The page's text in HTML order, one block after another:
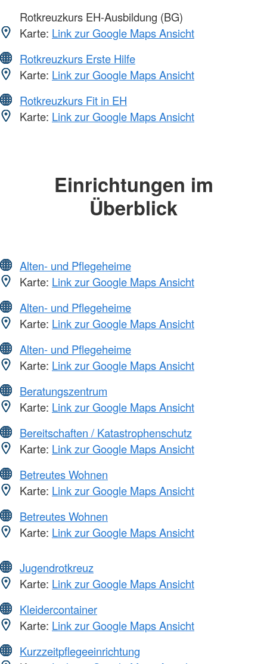
Rotkreuzkurs EH-Ausbildung (BG)
Karte: Link zur Google Maps Ansicht
Rotkreuzkurs Erste Hilfe
Karte: Link zur Google Maps Ansicht
Rotkreuzkurs Fit in EH
Karte: Link zur Google Maps Ansicht
Einrichtungen im
Überblick
Alten- und Pflegeheime
Karte: Link zur Google Maps Ansicht
Alten- und Pflegeheime
Karte: Link zur Google Maps Ansicht
Alten- und Pflegeheime
Karte: Link zur Google Maps Ansicht
Beratungszentrum
Karte: Link zur Google Maps Ansicht
Bereitschaften / Katastrophenschutz
Karte: Link zur Google Maps Ansicht
Betreutes Wohnen
Karte: Link zur Google Maps Ansicht
Betreutes Wohnen
Karte: Link zur Google Maps Ansicht
Jugendrotkreuz
Karte: Link zur Google Maps Ansicht
Kleidercontainer
Karte: Link zur Google Maps Ansicht
Kurzzeitpflegeeinrichtung